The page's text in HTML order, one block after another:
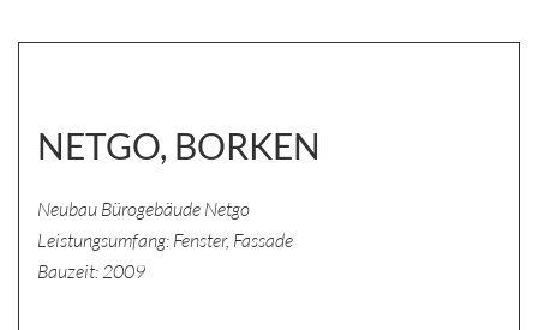
NETGO, BORKEN
Neubau Bürogebäude Netgo
Leistungsumfang: Fenster, Fassade
Bauzeit: 2009